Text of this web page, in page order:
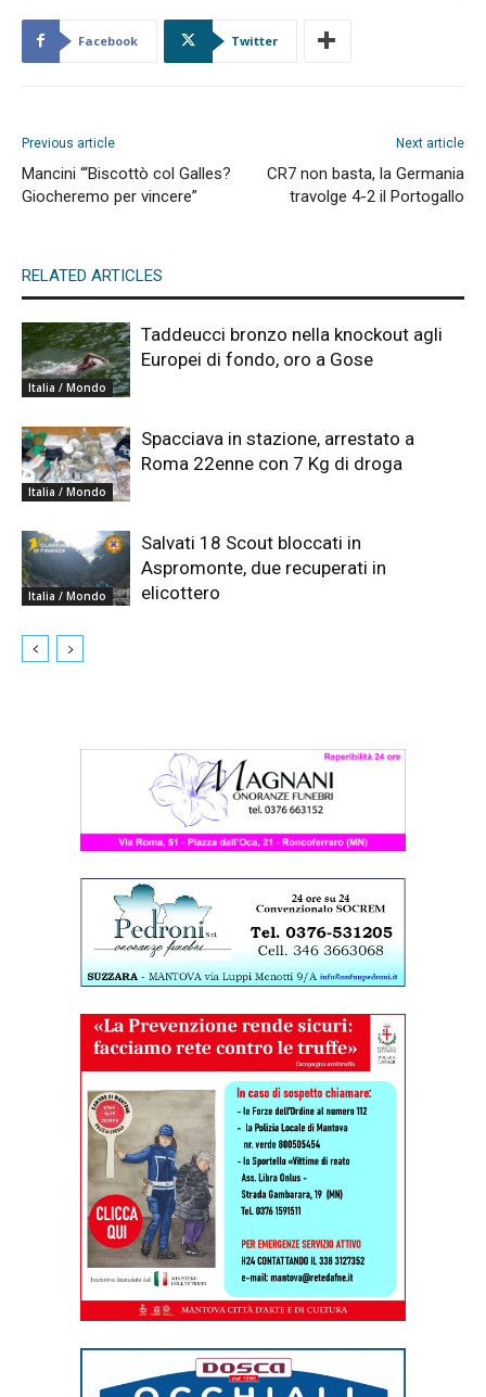
Facebook Twitter
Previous article
Mancini “‘Biscottò col Galles?
Giocheremo per vincere”
Next article
CR7 non basta, la Germania
travolge 4-2 il Portogallo
RELATED ARTICLES
Italia / Mondo
Taddeucci bronzo nella knockout agli
Europei di fondo, oro a Gose
Italia / Mondo
Spacciava in stazione, arrestato a
Roma 22enne con 7 Kg di droga
Italia / Mondo
Salvati 18 Scout bloccati in
Aspromonte, due recuperati in
elicottero